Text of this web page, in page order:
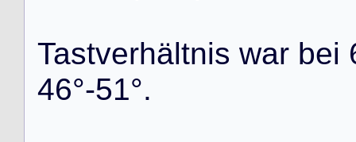
Tastverhältnis war bei
46°-51°.